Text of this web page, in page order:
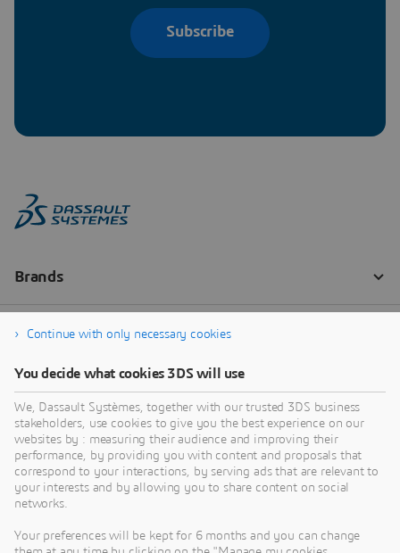
Subscribe
Continue with only necessary cookies
You decide what cookies 3DS will use
We, Dassault Systèmes, together with our trusted 3DS business
stakeholders, use cookies to give you the best experience on our
websites by : measuring their audience and improving their
performance, by providing you with content and proposals that
correspond to your interactions, by serving ads that are relevant to
your interests and by allowing you to share content on social
networks.
Your preferences will be kept for 6 months and you can change